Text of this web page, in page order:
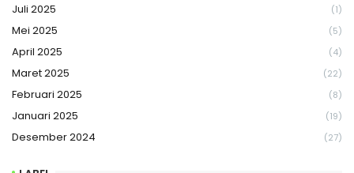
Juli 2025 (1)
Mei 2025 (5)
April 2025 (4)
Maret 2025 (22)
Februari 2025 (8)
Januari 2025 (19)
Desember 2024 (27)